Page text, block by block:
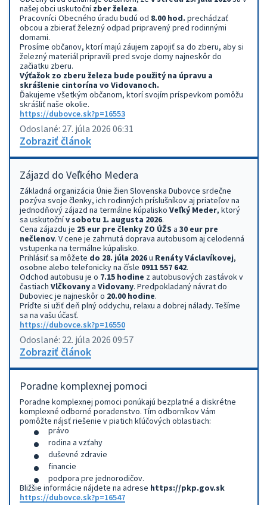
našej obci uskutočnízber železa.
Pracovníci Obecného úradu budú od 8.00 hod. prechádzať
obcou a zbierať železný odpad pripravený pred rodinnými
domami.
Prosíme občanov, ktorí majú záujem zapojiť sa do zberu, aby si
železný materiál pripravili pred svoje domy najneskôr do
začiatku zberu.
Výťažok zo zberu železa bude použitý na úpravu a
skrášlenie cintorína vo Vidovanoch.
Ďakujeme všetkým občanom, ktorí svojím príspevkom pomôžu
skrášliť naše okolie.
https://dubovce.sk?p=16553
Odoslané: 27. júla 2026 06:31
Zobraziť článok
Zájazd do Veľkého Medera
Základná organizácia Únie žien Slovenska Dubovce srdečne
pozýva svoje členky, ich rodinných príslušníkov aj priateľov na
jednodňový zájazd na termálne kúpalisko Veľký Meder, ktorý
sa uskutočnív sobotu 1. augusta 2026.
Cena zájazdu je 25 eur pre členky ZO ÚŽS a 30 eur pre
nečlenov. V cene je zahrnutá doprava autobusom aj celodenná
vstupenka na termálne kúpalisko.
Prihlásiť sa môžete do 28. júla 2026u Renáty Václavíkovej,
osobne alebo telefonicky na čísle 0911 557 642.
Odchod autobusu je o 7.15 hodine z autobusových zastávok v
častiach Vlčkovanya Vidovany. Predpokladaný návrat do
Duboviec je najneskôr o 20.00 hodine.
Príďte si užiť deň plný oddychu, relaxu a dobrej nálady. Tešíme
sa na vašu účasť.
https://dubovce.sk?p=16550
Odoslané: 22. júla 2026 09:57
Zobraziť článok
Poradne komplexnej pomoci
Poradne komplexnej pomoci ponúkajú bezplatné a diskrétne
komplexné odborné poradenstvo. Tím odborníkov Vám
pomôžte nájsť riešenie v piatich kľúčových oblastiach:
právo
rodina a vzťahy
duševné zdravie
financie
podpora pre jednorodičov.
Bližšie informácie nájdete na adrese https://pkp.gov.sk
https://dubovce.sk?p=16547